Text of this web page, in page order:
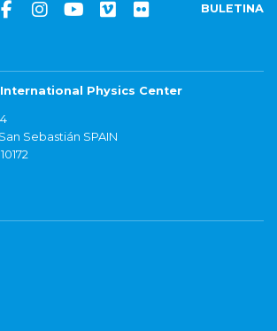
BULETINA
Physics Center
Sebastián SPAIN